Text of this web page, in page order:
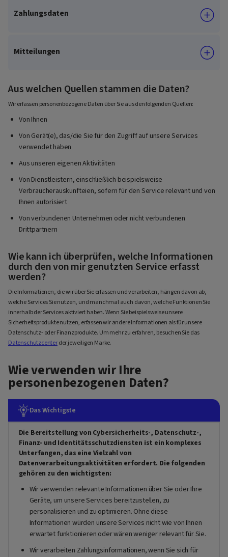
Zahlungsdaten
Mitteilungen
Aus welchen Quellen stammen die Daten?
Wir erfassen personenbezogene Daten über Sie aus den folgenden Quellen:
Von Ihnen
Von Gerät(e), das/die Sie für den Zugriff auf unsere Services
verwendet haben
Aus unseren eigenen Aktivitäten
Von Dienstleistern, einschließlich beispielsweise
Verbraucherauskunfteien, sofern für den Service relevant und von
Ihnen autorisiert
Von verbundenen Unternehmen oder nicht verbundenen
Drittpartnern
Wie kann ich überprüfen, welche Informationen
durch den von mir genutzten Service erfasst
werden?
Die Informationen, die wir über Sie erfassen und verarbeiten, hängen davon ab,
welche Services Sie nutzen, und manchmal auch davon, welche Funktionen Sie
innerhalb der Services aktiviert haben. Wenn Sie beispielsweise unsere
Sicherheitsprodukte nutzen, erfassen wir andere Informationen als für unsere
Datenschutz- oder Finanzprodukte. Um mehr zu erfahren, besuchen Sie das
Datenschutzcenterder jeweiligen Marke.
Wie verwenden wir Ihre
personenbezogenen Daten?
Das Wichtigste
Die Bereitstellung von Cybersicherheits-, Datenschutz-,
Finanz- und Identitätsschutzdiensten ist ein komplexes
Unterfangen, das eine Vielzahl von
Datenverarbeitungsaktivitäten erfordert. Die folgenden
gehören zu den wichtigsten:
Wir verwenden relevante Informationen über Sie oder Ihre
Geräte, um unsere Services bereitzustellen, zu
personalisieren und zu optimieren. Ohne diese
Informationen würden unsere Services nicht wie von Ihnen
erwartet funktionieren oder wären weniger relevant für Sie.
Wir verarbeiten Zahlungsinformationen, wenn Sie sich für